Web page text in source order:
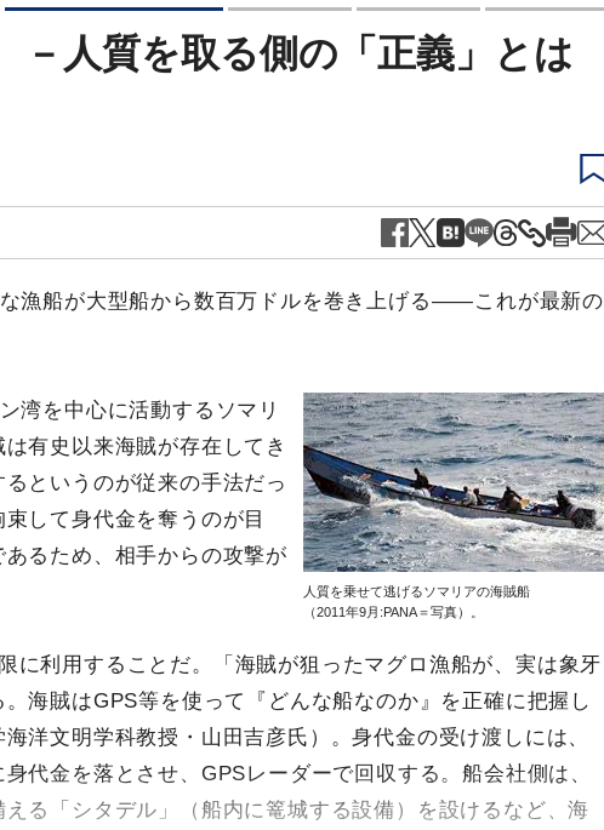
人質を取る側の「正義」とは
漁船が大型船から数百万ドルを巻き上げる――これが最新の
人質を乗せて逃げるソマリアの海賊船
（2011年9月:PANA＝写真）。
湾を中心に活動するソマリ
有史以来海賊が存在してき
というのが従来の手法だっ
して身代金を奪うのが目
るため、相手からの攻撃が
に利用することだ。「海賊が狙ったマグロ漁船が、実は象牙
海賊はGPS等を使って『どんな船なのか』を正確に把握し
洋文明学科教授・山田吉彦氏）。身代金の受け渡しには、
代金を落とさせ、GPSレーダーで回収する。船会社側は、
る「シタデル」（船内に篭城する設備）を設けるなど、海